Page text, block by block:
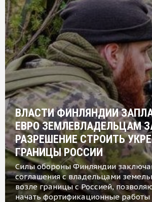
ВЛАСТИ ФИНЛЯНДИИ
ЕВРО ЗЕМЛЕВЛАДЕЛЬЦАМ
РАЗРЕШЕНИЕ СТРОИТЬ
ГРАНИЦЫ РОССИИ
Силы обороны Финляндии
соглашения с владельцами
возле границы с Россией,
начать фортификационные работы